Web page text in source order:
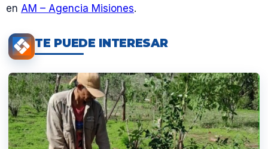
en AM – Agencia Misiones.
TE PUEDE INTERESAR